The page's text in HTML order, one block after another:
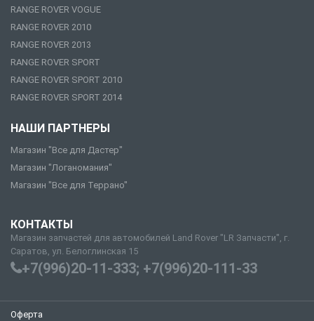
RANGE ROVER VOGUE
RANGE ROVER 2010
RANGE ROVER 2013
RANGE ROVER SPORT
RANGE ROVER SPORT 2010
RANGE ROVER SPORT 2014
НАШИ ПАРТНЕРЫ
Магазин "Все для Дастер"
Магазин "Логаномания"
Магазин "Все для Террано"
КОНТАКТЫ
Магазин запчастей для автомобилей Land Rover "LR Запчасти", г.
Саратов, ул. Белоглинская 15
+7(996)20-11-333; +7(996)20-111-33
Оферта